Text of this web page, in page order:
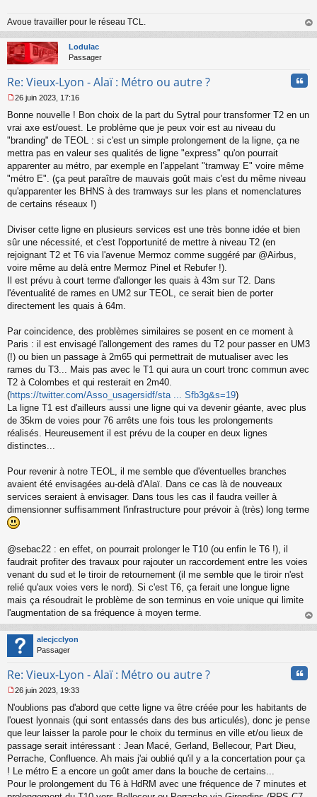
Avoue travailler pour le réseau TCL.
au
Lodulac
Passager
Re: Vieux-Lyon - Alaï : Métro ou autre ?
e
s
s
g
e
n
o
n
26 juin 2023, 17:16
Bonne nouvelle ! Bon choix de la part du Sytral pour transformer T2 en un
vrai axe est/ouest. Le problème que je peux voir est au niveau du
"branding" de TEOL : si c'est un simple prolongement de la ligne, ça ne
mettra pas en valeur ses qualités de ligne "express" qu'on pourrait
apparenter au métro, par exemple en l'appelant "tramway E" voire même
"métro E". (ça peut paraître de mauvais goût mais c'est du même niveau
qu'apparenter les BHNS à des tramways sur les plans et nomenclatures
de certains réseaux !)
Diviser cette ligne en plusieurs services est une très bonne idée et bien
sûr une nécessité, et c'est l'opportunité de mettre à niveau T2 (en
rejoignant T2 et T6 via l'avenue Mermoz comme suggéré par @Airbus,
voire même au delà entre Mermoz Pinel et Rebufer !).
Il est prévu à court terme d'allonger les quais à 43m sur T2. Dans
l'éventualité de rames en UM2 sur TEOL, ce serait bien de porter
directement les quais à 64m.
Par coincidence, des problèmes similaires se posent en ce moment à
Paris : il est envisagé l'allongement des rames du T2 pour passer en UM3
(!) ou bien un passage à 2m65 qui permettrait de mutualiser avec les
rames du T3... Mais pas avec le T1 qui aura un court tronc commun avec
T2 à Colombes et qui resterait en 2m40.
(https://twitter.com/Asso_usagersidf/sta ... Sfb3g&s=19)
La ligne T1 est d'ailleurs aussi une ligne qui va devenir géante, avec plus
de 35km de voies pour 76 arrêts une fois tous les prolongements
réalisés. Heureusement il est prévu de la couper en deux lignes
distinctes...
Pour revenir à notre TEOL, il me semble que d'éventuelles branches
avaient été envisagées au-delà d'Alaï. Dans ce cas là de nouveaux
services seraient à envisager. Dans tous les cas il faudra veiller à
dimensionner suffisamment l'infrastructure pour prévoir à (très) long terme
@sebac22 : en effet, on pourrait prolonger le T10 (ou enfin le T6 !), il
faudrait profiter des travaux pour rajouter un raccordement entre les voies
venant du sud et le tiroir de retournement (il me semble que le tiroir n'est
relié qu'aux voies vers le nord). Si c'est T6, ça ferait une longue ligne
mais ça résoudrait le problème de son terminus en voie unique qui limite
l'augmentation de sa fréquence à moyen terme.
au
alecjcclyon
Passager
Re: Vieux-Lyon - Alaï : Métro ou autre ?
e
s
s
g
e
n
o
n
26 juin 2023, 19:33
N'oublions pas d'abord que cette ligne va être créée pour les habitants de
l'ouest lyonnais (qui sont entassés dans des bus articulés), donc je pense
que leur laisser la parole pour le choix du terminus en ville et/ou lieux de
passage serait intéressant : Jean Macé, Gerland, Bellecour, Part Dieu,
Perrache, Confluence. Ah mais j'ai oublié qu'il y a la concertation pour ça
! Le métro E a encore un goût amer dans la bouche de certains...
Pour le prolongement du T6 à HdRM avec une fréquence de 7 minutes et